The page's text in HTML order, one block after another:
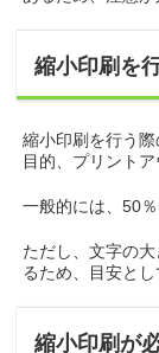
縮小印刷を
縮小印刷を行う
目的、プリント
一般的には、50
ただし、文字の
るため、目安とし
縮小印刷が